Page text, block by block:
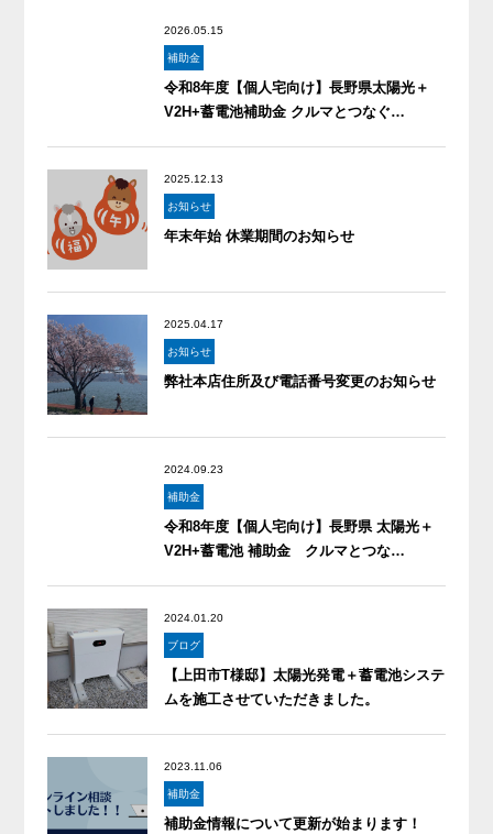
2026.05.15
補助金
令和8年度【個人宅向け】長野県太陽光＋
V2H+蓄電池補助金 クルマとつなぐ…
2025.12.13
お知らせ
年末年始 休業期間のお知らせ
2025.04.17
お知らせ
弊社本店住所及び電話番号変更のお知らせ
2024.09.23
補助金
令和8年度【個人宅向け】長野県 太陽光＋
V2H+蓄電池 補助金 クルマとつな…
2024.01.20
ブログ
【上田市T様邸】太陽光発電＋蓄電池システ
ムを施工させていただきました。
2023.11.06
補助金
補助金情報について更新が始まります！